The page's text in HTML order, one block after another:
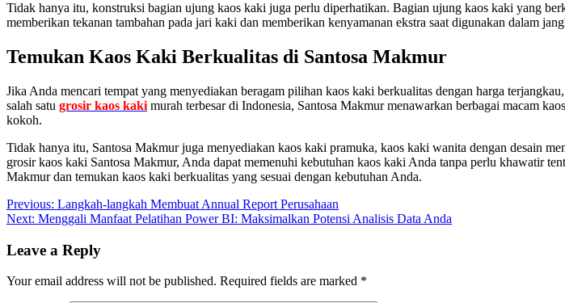
Tidak hanya itu, konstruksi bagian ujung kaos kaki juga perlu diperhatikan. Bagian ujung kaos kaki yang
memberikan tekanan tambahan pada jari kaki dan memberikan kenyamanan ekstra saat digunakan dalam
Temukan Kaos Kaki Berkualitas di Santosa Makmur
Jika Anda mencari tempat yang menyediakan beragam pilihan kaos kaki berkualitas dengan harga
salah satu grosir kaos kaki murah terbesar di Indonesia, Santosa Makmur menawarkan berbagai macam
kokoh.
Tidak hanya itu, Santosa Makmur juga menyediakan kaos kaki pramuka, kaos kaki wanita dengan desain
grosir kaos kaki Santosa Makmur, Anda dapat memenuhi kebutuhan kaos kaki Anda tanpa perlu khawatir
Makmur dan temukan kaos kaki berkualitas yang sesuai dengan kebutuhan Anda.
Post
navigation
Previous: Langkah-langkah Membuat Annual Report Perusahaan
Next: Menggali Manfaat Pelatihan Power BI: Maksimalkan Potensi Analisis Data Anda
Leave a Reply
Your email address will not be published. Required fields are marked *